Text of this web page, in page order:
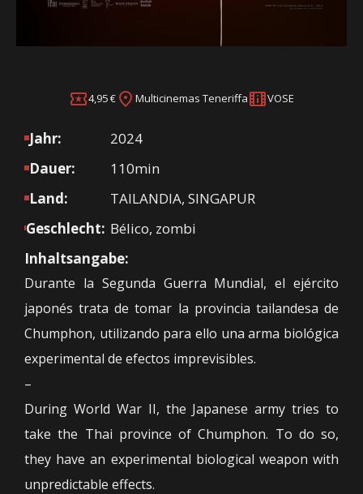
4,95 € Multicinemas Teneriffa VOSE
Jahr:
2024
Dauer:
110min
Land:
TAILANDIA, SINGAPUR
Geschlecht: Bélico, zombi
Inhaltsangabe:
Durante la Segunda Guerra Mundial, el ejército
japonés trata de tomar la provincia tailandesa de
Chumphon, utilizando para ello una arma biológica
experimental de efectos imprevisibles.
–
During World War II, the Japanese army tries to
take the Thai province of Chumphon. To do so,
they have an experimental biological weapon with
unpredictable effects.